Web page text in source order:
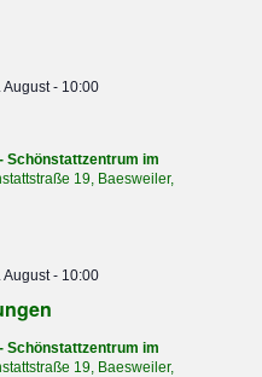
August - 10:00
Schönstattzentrum im
19, Baesweiler,
August - 10:00
Schönstattzentrum im
19, Baesweiler,